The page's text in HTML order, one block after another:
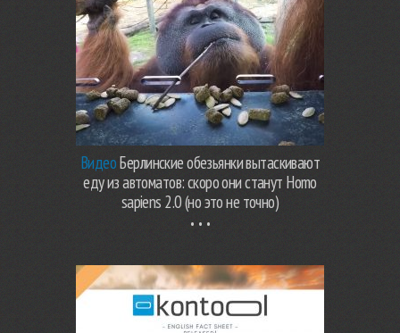
ВидеоБерлинские обезьянки вытаскивают
еду из автоматов: скоро они станут Homo
sapiens 2.0 (но это не точно)